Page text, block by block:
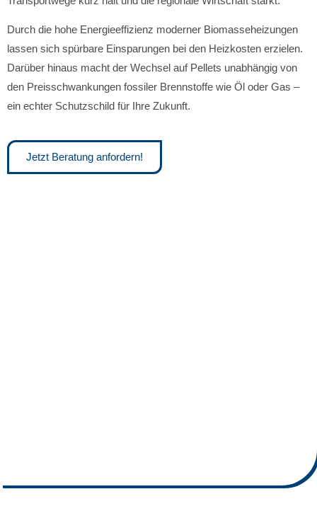
Durch die hohe Energieeffizienz moderner Biomasseheizungen
lassen sich spürbare Einsparungen bei den Heizkosten erzielen.
Darüber hinaus macht der Wechsel auf Pellets unabhängig von
den Preisschwankungen fossiler Brennstoffe wie Öl oder Gas –
ein echter Schutzschild für Ihre Zukunft.
Jetzt Beratung anfordern!